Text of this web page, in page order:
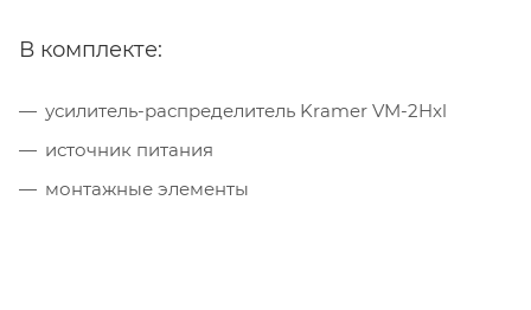
В комплекте:
усилитель-распределитель Kramer VM-2Hxl
источник питания
монтажные элементы